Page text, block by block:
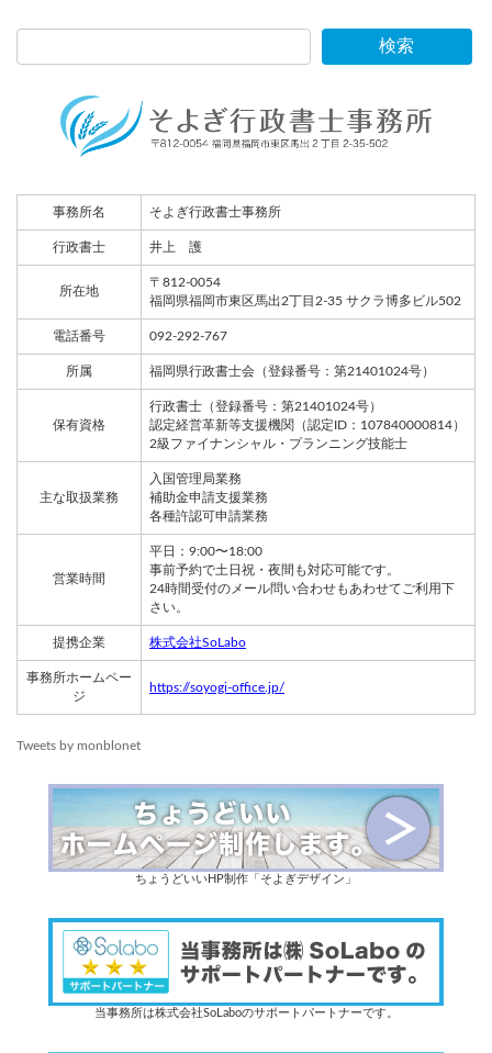
検索
事務所名 そよぎ行政書士事務所
行政書士 井上 護
所在地
〒812-0054
福岡県福岡市東区馬出2丁目2-35 サクラ博多ビル502
電話番号 092-292-767
所属 福岡県行政書士会（登録番号：第21401024号）
保有資格
行政書士（登録番号：第21401024号）
認定経営革新等支援機関（認定ID：107840000814）
2級ファイナンシャル・プランニング技能士
主な取扱業務
入国管理局業務
補助金申請支援業務
各種許認可申請業務
営業時間
平日：9:00〜18:00
事前予約で土日祝・夜間も対応可能です。
24時間受付のメール問い合わせもあわせてご利用下
さい。
提携企業 株式会社SoLabo
事務所ホームペー
ジ
https://soyogi-office.jp/
Tweets by monblonet
ちょうどいいHP制作「そよぎデザイン」
当事務所は株式会社SoLaboのサポートパートナーです。